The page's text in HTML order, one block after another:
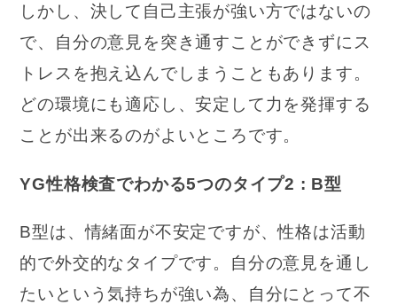
しかし、決して自己主張が強い方ではないの
で、自分の意見を突き通すことができずにス
トレスを抱え込んでしまうこともあります。
どの環境にも適応し、安定して力を発揮する
ことが出来るのがよいところです。
YG性格検査でわかる5つのタイプ2 : B型
B型は、情緒面が不安定ですが、性格は活動
的で外交的なタイプです。自分の意見を通し
たいという気持ちが強い為、自分にとって不